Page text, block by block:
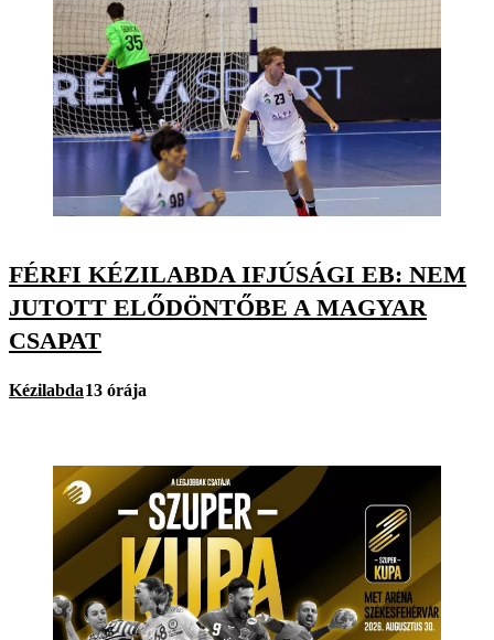
FÉRFI KÉZILABDA IFJÚSÁGI EB: NEM
JUTOTT ELŐDÖNTŐBE A MAGYAR
CSAPAT
Kézilabda13 órája